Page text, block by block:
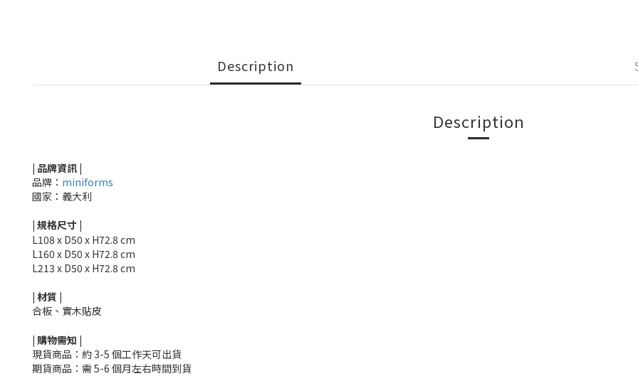
Description
Description
| 品牌資訊 |
品牌： miniforms
國家：義大利
| 規格尺寸 |
L108 x D50 x H72.8 cm
L160 x D50 x H72.8 cm
L213 x D50 x H72.8 cm
| 材質 |
合板、實木貼皮
| 購物需知 |
現貨商品：約 3-5 個工作天可出貨
期貨商品：需 5-6 個月左右時間到貨